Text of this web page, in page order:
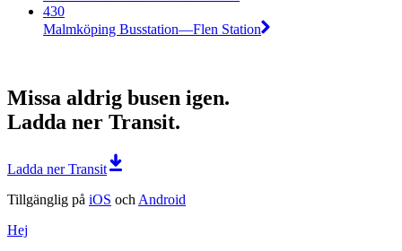
430
Malmköping Busstation—Flen Station
Missa aldrig busen igen.
Ladda ner Transit.
Ladda ner Transit
Tillgänglig på iOS och Android
Hej